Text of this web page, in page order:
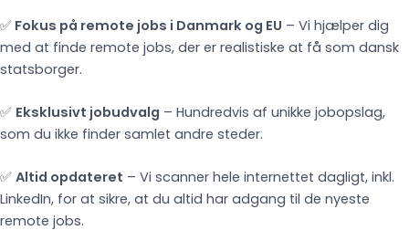
✅ Fokus på remote jobs i Danmark og EU – Vi hjælper dig
med at finde remote jobs, der er realistiske at få som dansk
statsborger.
✅ Eksklusivt jobudvalg – Hundredvis af unikke jobopslag,
som du ikke finder samlet andre steder.
✅ Altid opdateret – Vi scanner hele internettet dagligt, inkl.
LinkedIn, for at sikre, at du altid har adgang til de nyeste
remote jobs.